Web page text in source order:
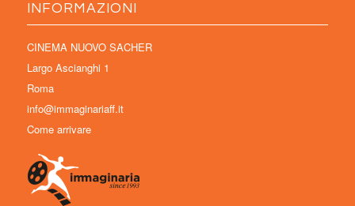
INFORMAZIONI
CINEMA NUOVO SACHER
Largo Ascianghi 1
Roma
info@immaginariaff.it
Come arrivare